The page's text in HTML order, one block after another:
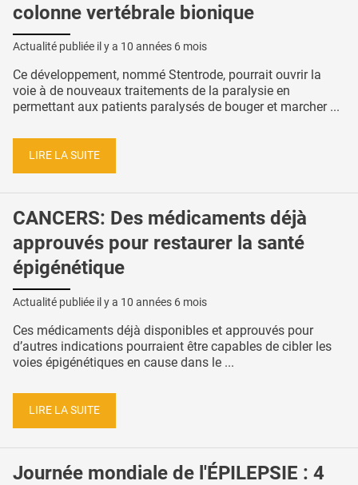
colonne vertébrale bionique
Actualité publiée il y a 10 années 6 mois
Ce développement, nommé Stentrode, pourrait ouvrir la
voie à de nouveaux traitements de la paralysie en
permettant aux patients paralysés de bouger et marcher ...
LIRE LA SUITE
CANCERS: Des médicaments déjà
approuvés pour restaurer la santé
épigénétique
Actualité publiée il y a 10 années 6 mois
Ces médicaments déjà disponibles et approuvés pour
d’autres indications pourraient être capables de cibler les
voies épigénétiques en cause dans le ...
LIRE LA SUITE
Journée mondiale de l'ÉPILEPSIE : 4